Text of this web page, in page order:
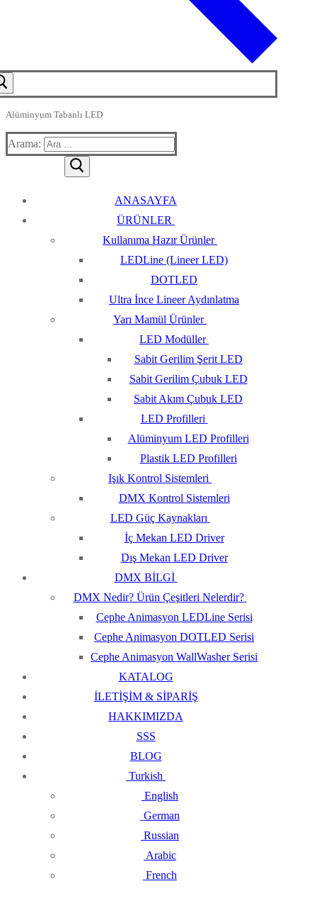
Alüminyum Tabanlı LED
Arama:
ANASAYFA
ÜRÜNLER
Kullanıma Hazır Ürünler
LEDLine (Lineer LED)
DOTLED
Ultra İnce Lineer Aydınlatma
Yarı Mamül Ürünler
LED Modüller
Sabit Gerilim Şerit LED
Sabit Gerilim Çubuk LED
Sabit Akım Çubuk LED
LED Profilleri
Alüminyum LED Profilleri
Plastik LED Profilleri
Işık Kontrol Sistemleri
DMX Kontrol Sistemleri
LED Güç Kaynakları
İç Mekan LED Driver
Dış Mekan LED Driver
DMX BİLGİ
DMX Nedir? Ürün Çeşitleri Nelerdir?
Cephe Animasyon LEDLine Serisi
Cephe Animasyon DOTLED Serisi
Cephe Animasyon WallWasher Serisi
KATALOG
İLETİŞİM & SİPARİŞ
HAKKIMIZDA
SSS
BLOG
Turkish
English
German
Russian
Arabic
French